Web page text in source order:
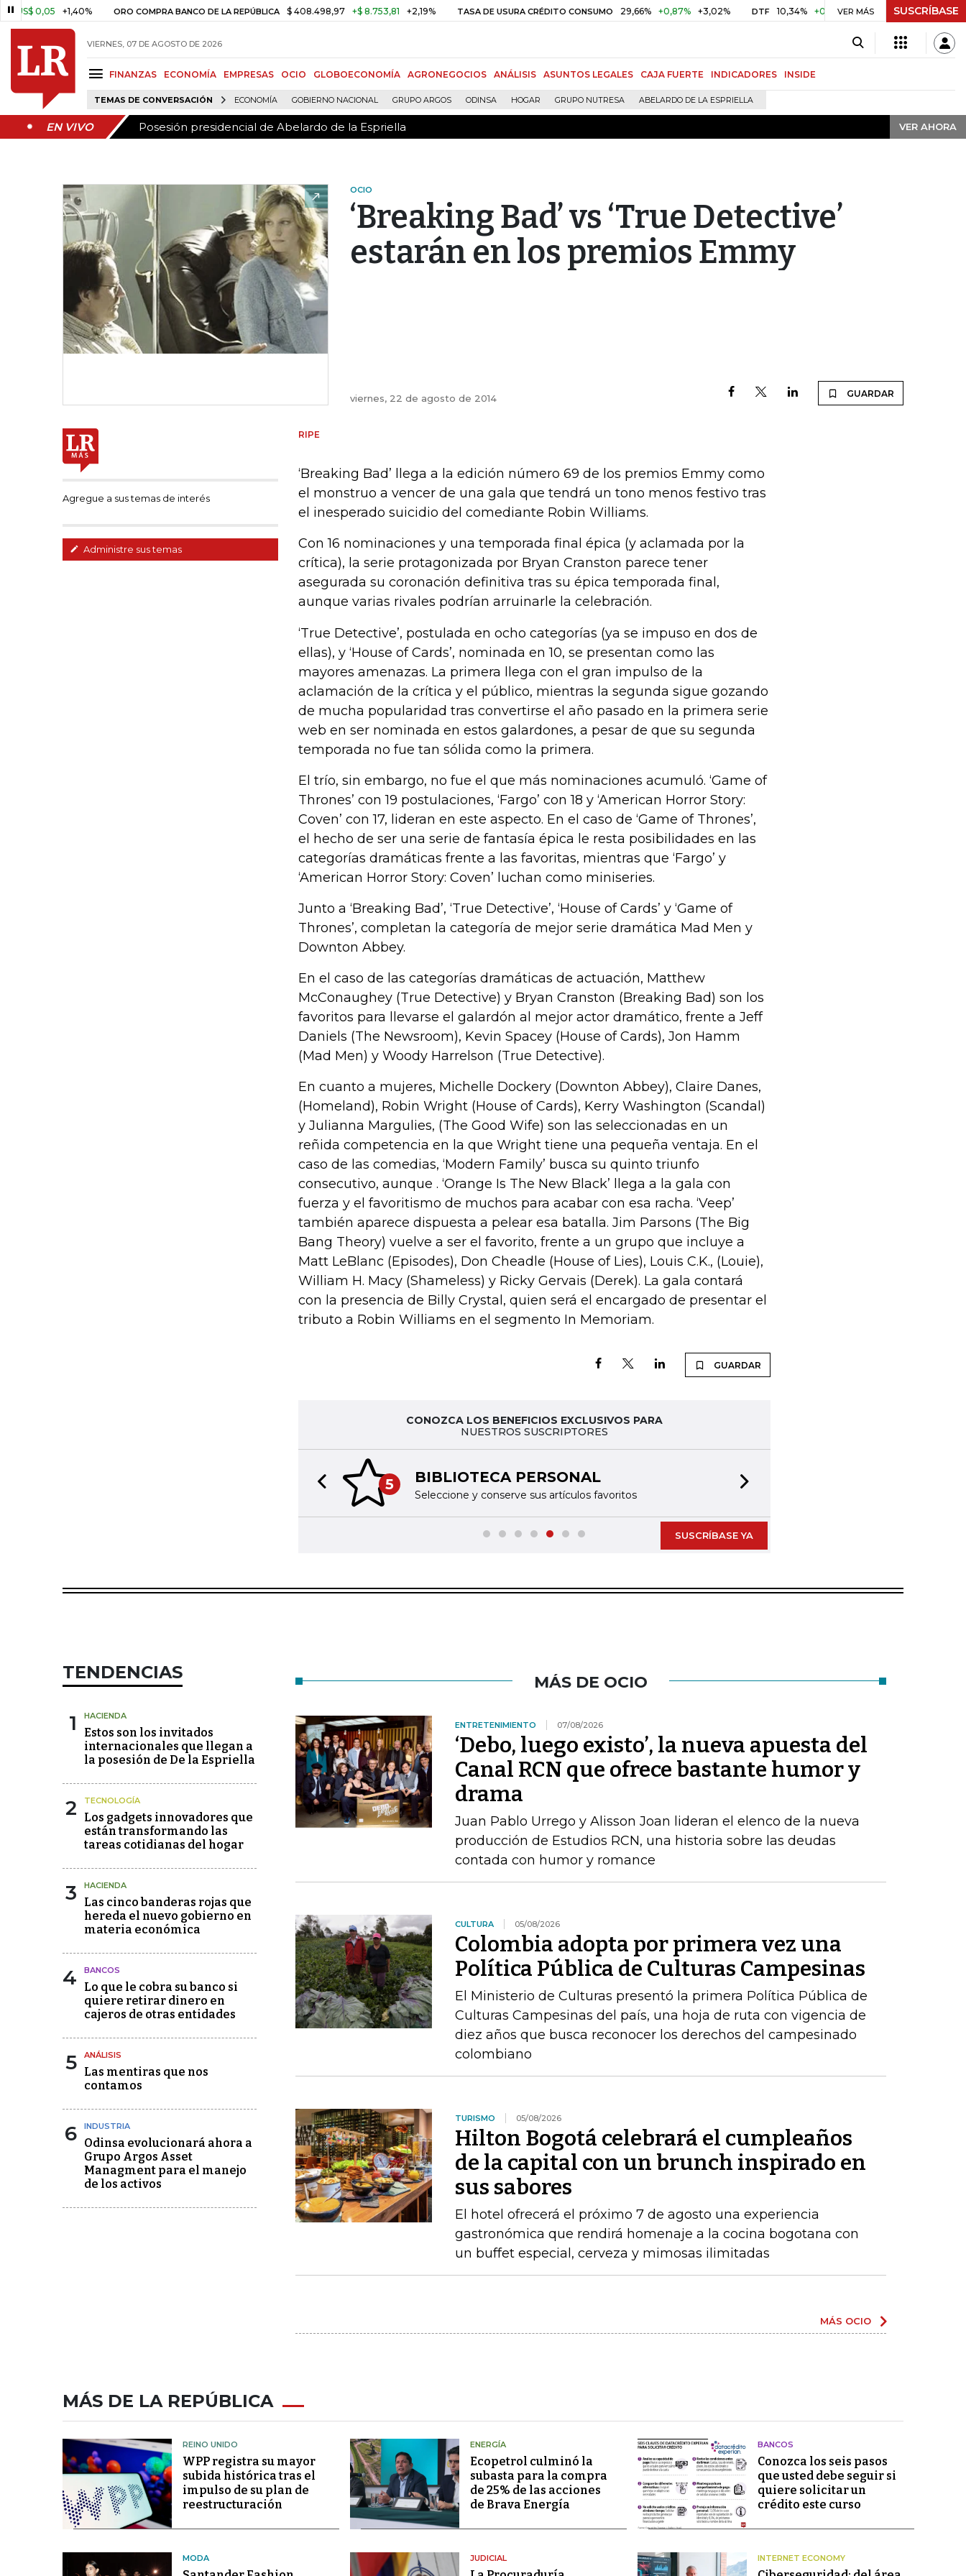
+1,40% ORO COMPRA BANCO DE LA REPÚBLICA $ 408.498,97 +$ 8.753,81 +2,19% TASA DE USURA CRÉDITO CONSUMO 29,66% +0,87% +3,02% DTF 10,34% +0,10% +0,98% UVR $ 416,91 +$ 0,05
VER MÁS SUSCRÍBASE
VIERNES, 07 DE AGOSTO DE 2026
FINANZAS ECONOMÍA EMPRESAS OCIO GLOBOECONOMÍA AGRONEGOCIOS ANÁLISIS ASUNTOS LEGALES CAJA FUERTE INDICADORES INSIDE
TEMAS DE CONVERSACIÓN ECONOMÍA GOBIERNO NACIONAL GRUPO ARGOS ODINSA HOGAR GRUPO NUTRESA ABELARDO DE LA ESPRIELLA
EN VIVO Posesión presidencial de Abelardo de la Espriella VER AHORA
EN VIVO Posesión presidencial de Abelardo de la Espriella VER AHORA
OCIO
‘Breaking Bad’ vs ‘True Detective’
estarán en los premios Emmy
viernes, 22 de agosto de 2014 GUARDAR
Agregue a sus temas de interés
Administre sus temas
RIPE
‘Breaking Bad’ llega a la edición número 69 de los premios Emmy como
el monstruo a vencer de una gala que tendrá un tono menos festivo tras
el inesperado suicidio del comediante Robin Williams.
Con 16 nominaciones y una temporada final épica (y aclamada por la
crítica), la serie protagonizada por Bryan Cranston parece tener
asegurada su coronación definitiva tras su épica temporada final,
aunque varias rivales podrían arruinarle la celebración.
‘True Detective’, postulada en ocho categorías (ya se impuso en dos de
ellas), y ‘House of Cards’, nominada en 10, se presentan como las
mayores amenazas. La primera llega con el gran impulso de la
aclamación de la crítica y el público, mientras la segunda sigue gozando
de mucha popularidad tras convertirse el año pasado en la primera serie
web en ser nominada en estos galardones, a pesar de que su segunda
temporada no fue tan sólida como la primera.
El trío, sin embargo, no fue el que más nominaciones acumuló. ‘Game of
Thrones’ con 19 postulaciones, ‘Fargo’ con 18 y ‘American Horror Story:
Coven’ con 17, lideran en este aspecto. En el caso de ‘Game of Thrones’,
el hecho de ser una serie de fantasía épica le resta posibilidades en las
categorías dramáticas frente a las favoritas, mientras que ‘Fargo’ y
‘American Horror Story: Coven’ luchan como miniseries.
Junto a ‘Breaking Bad’, ‘True Detective’, ‘House of Cards’ y ‘Game of
Thrones’, completan la categoría de mejor serie dramática Mad Men y
Downton Abbey.
En el caso de las categorías dramáticas de actuación, Matthew
McConaughey (True Detective) y Bryan Cranston (Breaking Bad) son los
favoritos para llevarse el galardón al mejor actor dramático, frente a Jeff
Daniels (The Newsroom), Kevin Spacey (House of Cards), Jon Hamm
(Mad Men) y Woody Harrelson (True Detective).
En cuanto a mujeres, Michelle Dockery (Downton Abbey), Claire Danes,
(Homeland), Robin Wright (House of Cards), Kerry Washington (Scandal)
y Julianna Margulies, (The Good Wife) son las seleccionadas en un
reñida competencia en la que Wright tiene una pequeña ventaja. En el
caso de las comedias, ‘Modern Family’ busca su quinto triunfo
consecutivo, aunque . ‘Orange Is The New Black’ llega a la gala con
fuerza y el favoritismo de muchos para acabar con esa racha. ‘Veep’
también aparece dispuesta a pelear esa batalla. Jim Parsons (The Big
Bang Theory) vuelve a ser el favorito, frente a un grupo que incluye a
Matt LeBlanc (Episodes), Don Cheadle (House of Lies), Louis C.K., (Louie),
William H. Macy (Shameless) y Ricky Gervais (Derek). La gala contará
con la presencia de Billy Crystal, quien será el encargado de presentar el
tributo a Robin Williams en el segmento In Memoriam.
GUARDAR
CONOZCA LOS BENEFICIOS EXCLUSIVOS PARA
NUESTROS SUSCRIPTORES
5 BIBLIOTECA PERSONAL
Seleccione y conserve sus artículos favoritos
Previous slide
SUSCRÍBASE YA
TENDENCIAS
1 HACIENDA
Estos son los invitados
internacionales que llegan a
la posesión de De la Espriella
2 TECNOLOGÍA
Los gadgets innovadores que
están transformando las
tareas cotidianas del hogar
3 HACIENDA
Las cinco banderas rojas que
hereda el nuevo gobierno en
materia económica
4 BANCOS
Lo que le cobra su banco si
quiere retirar dinero en
cajeros de otras entidades
5 ANÁLISIS
Las mentiras que nos
contamos
6 INDUSTRIA
Odinsa evolucionará ahora a
Grupo Argos Asset
Managment para el manejo
de los activos
MÁS DE OCIO
ENTRETENIMIENTO 07/08/2026
‘Debo, luego existo’, la nueva apuesta del
Canal RCN que ofrece bastante humor y
drama
Juan Pablo Urrego y Alisson Joan lideran el elenco de la nueva
producción de Estudios RCN, una historia sobre las deudas
contada con humor y romance
CULTURA 05/08/2026
Colombia adopta por primera vez una
Política Pública de Culturas Campesinas
El Ministerio de Culturas presentó la primera Política Pública de
Culturas Campesinas del país, una hoja de ruta con vigencia de
diez años que busca reconocer los derechos del campesinado
colombiano
TURISMO 05/08/2026
Hilton Bogotá celebrará el cumpleaños
de la capital con un brunch inspirado en
sus sabores
El hotel ofrecerá el próximo 7 de agosto una experiencia
gastronómica que rendirá homenaje a la cocina bogotana con
un buffet especial, cerveza y mimosas ilimitadas
MÁS OCIO
MÁS DE LA REPÚBLICA
REINO UNIDO
WPP registra su mayor
subida histórica tras el
impulso de su plan de
reestructuración
ENERGÍA
Ecopetrol culminó la
subasta para la compra
de 25% de las acciones
de Brava Energía
BANCOS
Conozca los seis pasos
que usted debe seguir si
quiere solicitar un
crédito este curso
MODA JUDICIAL INTERNET ECONOMY